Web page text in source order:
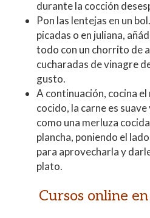
durante la cocción
Pon las lentejas en un
picadas o en juliana,
todo con un chorrito de
cucharadas de vinagre
gusto.
A continuación, cocina
cocido, la carne es
como una merluza
plancha, poniendo el
para aprovecharla y
plato.
Cursos online